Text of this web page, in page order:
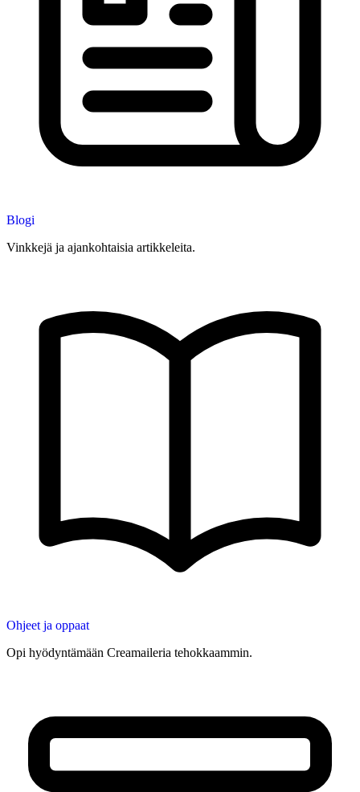
Blogi
Vinkkejä ja ajankohtaisia artikkeleita.
Ohjeet ja oppaat
Opi hyödyntämään Creamaileria tehokkaammin.